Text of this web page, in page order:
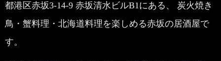
都港区赤坂3-14-9 赤坂清水ビルB1にある、 炭火焼き
鳥・蟹料理・北海道料理を楽しめる赤坂の居酒屋で
す。